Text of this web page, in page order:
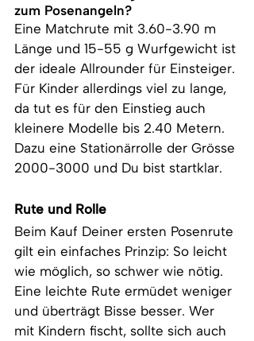
zum Posenangeln?
Eine Matchrute mit 3.60-3.90 m
Länge und 15-55 g Wurfgewicht ist
der ideale Allrounder für Einsteiger.
Für Kinder allerdings viel zu lange,
da tut es für den Einstieg auch
kleinere Modelle bis 2.40 Metern.
Dazu eine Stationärrolle der Grösse
2000-3000 und Du bist startklar.
Rute und Rolle
Beim Kauf Deiner ersten Posenrute
gilt ein einfaches Prinzip: So leicht
wie möglich, so schwer wie nötig.
Eine leichte Rute ermüdet weniger
und überträgt Bisse besser. Wer
mit Kindern fischt, sollte sich auch